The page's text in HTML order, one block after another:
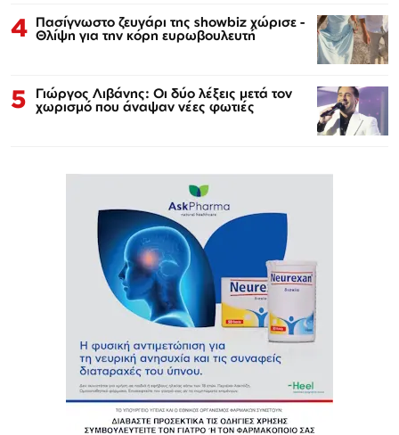
4 Πασίγνωστο ζευγάρι της showbiz χώρισε -
Θλίψη για την κόρη ευρωβουλευτή
5 Γιώργος Λιβάνης: Οι δύο λέξεις μετά τον
χωρισμό που άναψαν νέες φωτιές